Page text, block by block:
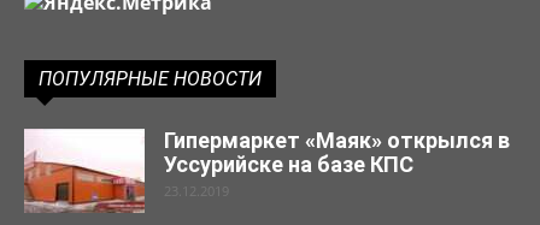
ПОПУЛЯРНЫЕ НОВОСТИ
Гипермаркет «Маяк» открылся в
Уссурийске на базе КПС
23.12.2019